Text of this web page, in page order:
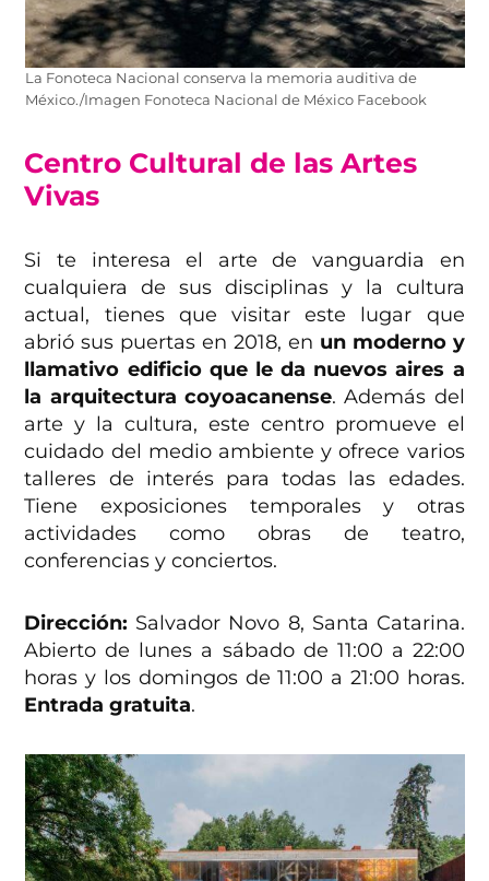
La Fonoteca Nacional conserva la memoria auditiva de
México./Imagen Fonoteca Nacional de México Facebook
Centro Cultural de las Artes
Vivas
Si te interesa el arte de vanguardia en
cualquiera de sus disciplinas y la cultura
actual, tienes que visitar este lugar que
abrió sus puertas en 2018, en un moderno y
llamativo edificio que le da nuevos aires a
la arquitectura coyoacanense. Además del
arte y la cultura, este centro promueve el
cuidado del medio ambiente y ofrece varios
talleres de interés para todas las edades.
Tiene exposiciones temporales y otras
actividades como obras de teatro,
conferencias y conciertos.
Dirección: Salvador Novo 8, Santa Catarina.
Abierto de lunes a sábado de 11:00 a 22:00
horas y los domingos de 11:00 a 21:00 horas.
Entrada gratuita.